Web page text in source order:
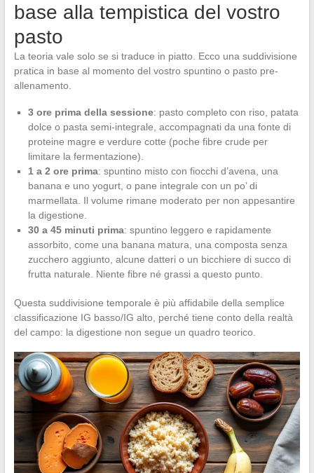
base alla tempistica del vostro
pasto
La teoria vale solo se si traduce in piatto. Ecco una suddivisione
pratica in base al momento del vostro spuntino o pasto pre-
allenamento.
3 ore prima della sessione: pasto completo con riso, patata
dolce o pasta semi-integrale, accompagnati da una fonte di
proteine magre e verdure cotte (poche fibre crude per
limitare la fermentazione).
1 a 2 ore prima: spuntino misto con fiocchi d’avena, una
banana e uno yogurt, o pane integrale con un po’ di
marmellata. Il volume rimane moderato per non appesantire
la digestione.
30 a 45 minuti prima: spuntino leggero e rapidamente
assorbito, come una banana matura, una composta senza
zucchero aggiunto, alcune datteri o un bicchiere di succo di
frutta naturale. Niente fibre né grassi a questo punto.
Questa suddivisione temporale è più affidabile della semplice
classificazione IG basso/IG alto, perché tiene conto della realtà
del campo: la digestione non segue un quadro teorico.